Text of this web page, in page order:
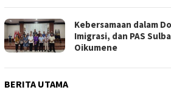
Kebersamaan dalam
Imigrasi, dan PAS
Oikumene
BERITA UTAMA